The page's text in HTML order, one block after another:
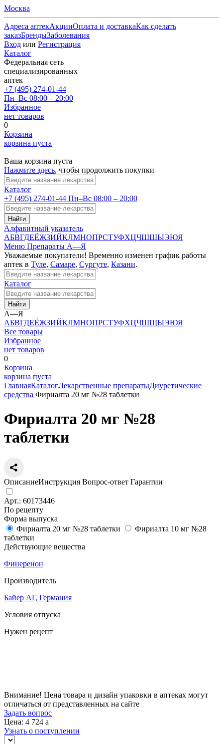
Москва
Адреса аптекАкцииОплата и доставкаКак сделать
заказБрендыЗаболевания
Вход или Регистрация
Каталог
Федеральная сеть
специализированных
аптек
+7 (495) 274-01-44
Пн–Вс 08:00 – 20:00
Избранное
нет товаров
0
Корзина
корзина пуста
Ваша корзина пуста
Нажмите здесь, чтобы продолжить покупки
Каталог
+7 (495) 274-01-44 Пн–Вс 08:00 – 20:00
Найти
Алфавитный указатель
АБВГДЕЁЖЗИЙКЛМНОПРСТУФХЦЧШЩЫЭЮЯ
Меню Препараты А—Я
Уважаемые покупатели! Временно изменен график работы
аптек в Туле, Самаре, Сургуте, Казани.
Каталог
Найти
А—Я
АБВГДЕЁЖЗИЙКЛМНОПРСТУФХЦЧШЩЫЭЮЯ
Все товары
Избранное
нет товаров
0
Корзина
корзина пуста
ГлавнаяКаталогЛекарственные препаратыДиуретические
средства Фириалта 20 мг №28 таблетки
Фириалта 20 мг №28
таблетки
ОписаниеИнструкция Вопрос-ответ Гарантии
Арт.: 60173446
По рецепту
Форма выпуска
Фириалта 20 мг №28 таблетки
Фириалта 10 мг №28
таблетки
Действующие вещества
Финеренон
Производитель
Байер АГ, Германия
Условия отпуска
Нужен рецепт
Внимание! Цена товара и дизайн упаковки в аптеках могут
отличаться от представленных на сайте
Задать вопрос
Цена: 4 724 a
Узнать о поступлении